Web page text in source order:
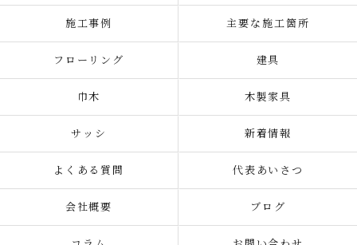
施工事例 主要な施工箇所
フローリング 建具
巾木 木製家具
サッシ 新着情報
よくある質問 代表あいさつ
会社概要 ブログ